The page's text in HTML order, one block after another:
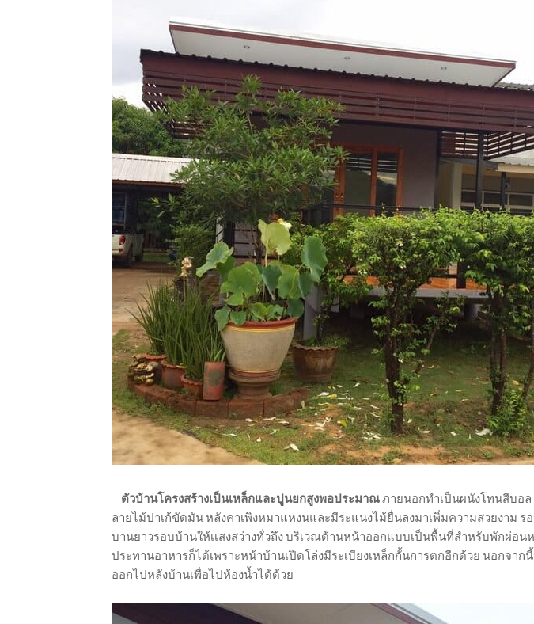
ตัวบ้านโครงสร้างเป็นเหล็กและปูนยกสูงพอประมาณภายนอกทำเป็นผนังโทนสีบอล
ลายไม้ปาเก้ขัดมัน หลังคาเพิงหมาแหงนและมีระแนงไม้ยื่นลงมาเพิ่มความสวยงาม
บานยาวรอบบ้านให้เเสงสว่างทั่วถึง บริเวณด้านหน้าออกแบบเป็นพื้นที่สำหรับพักผ่อน
ประทานอาหารก็ได้เพราะหน้าบ้านเปิดโล่งมีระเบียงเหล็กกั้นการตกอีกด้วย นอกจา
ออกไปหลังบ้านเพื่อไปห้องน้ำได้ด้วย